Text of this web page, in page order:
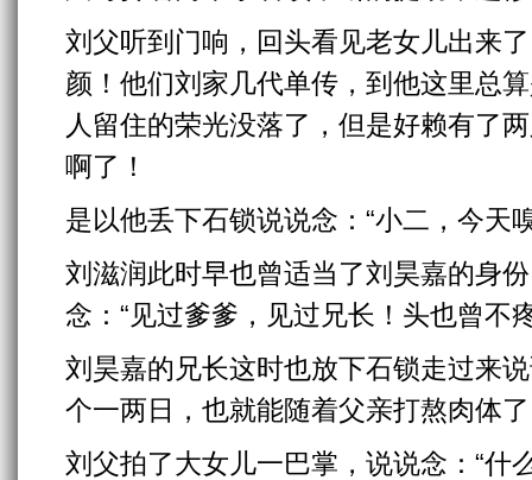
刘父听到门响，回头看见老女儿出来
颜！他们刘家几代单传，到他这里总
人留住的荣光没落了，但是好赖有了
啊了！
是以他丢下石锁说说念：“小二，今天
刘滋润此时早也曾适当了刘昊嘉的身
念：“见过爹爹，见过兄长！头也曾不
刘昊嘉的兄长这时也放下石锁走过来
个一两日，也就能随着父亲打熬肉体了
刘父拍了大女儿一巴掌，说说念：“什